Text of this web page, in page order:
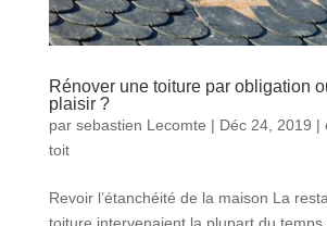
Rénover une toiture par obligation
plaisir ?
par sebastien Lecomte | Déc 24, 2019 |
toit
Revoir l’étanchéité de la maison La